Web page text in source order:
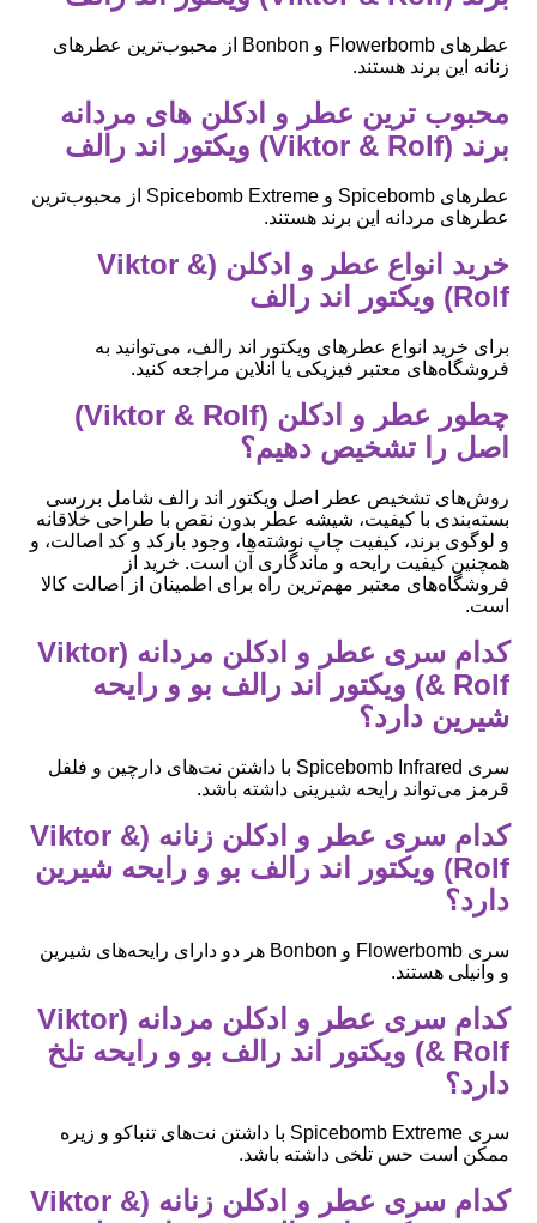
عطرهای Flowerbomb و Bonbon از محبوب‌ترین عطرهای
زنانه این برند هستند.
محبوب ‌ترین عطر و ادکلن های مردانه
برند (Viktor & Rolf) ویکتور اند رالف
عطرهای Spicebomb و Spicebomb Extreme از محبوب‌ترین
عطرهای مردانه این برند هستند.
خرید انواع عطر و ادکلن (Viktor &
Rolf) ویکتور اند رالف
برای خرید انواع عطرهای ویکتور اند رالف، می‌توانید به
فروشگاه‌های معتبر فیزیکی یا آنلاین مراجعه کنید.
چطور عطر و ادکلن (Viktor & Rolf)
اصل را تشخیص دهیم؟
روش‌های تشخیص عطر اصل ویکتور اند رالف شامل بررسی
بسته‌بندی با کیفیت، شیشه عطر بدون نقص با طراحی خلاقانه
و لوگوی برند، کیفیت چاپ نوشته‌ها، وجود بارکد و کد اصالت، و
همچنین کیفیت رایحه و ماندگاری آن است. خرید از
فروشگاه‌های معتبر مهم‌ترین راه برای اطمینان از اصالت کالا
است.
کدام سری عطر و ادکلن مردانه (Viktor
& Rolf) ویکتور اند رالف بو و رایحه
شیرین دارد؟
سری Spicebomb Infrared با داشتن نت‌های دارچین و فلفل
قرمز می‌تواند رایحه شیرینی داشته باشد.
کدام سری عطر و ادکلن زنانه (Viktor &
Rolf) ویکتور اند رالف بو و رایحه شیرین
دارد؟
سری Flowerbomb و Bonbon هر دو دارای رایحه‌های شیرین
و وانیلی هستند.
کدام سری عطر و ادکلن مردانه (Viktor
& Rolf) ویکتور اند رالف بو و رایحه تلخ
دارد؟
سری Spicebomb Extreme با داشتن نت‌های تنباکو و زیره
ممکن است حس تلخی داشته باشد.
کدام سری عطر و ادکلن زنانه (Viktor &